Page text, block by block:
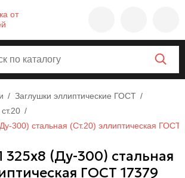
от
Заглушки эллиптические ГОСТ
300) стальная (Ст.20) эллиптическая ГОСТ
325х8 (Ду-300) стальная
ГОСТ 17379